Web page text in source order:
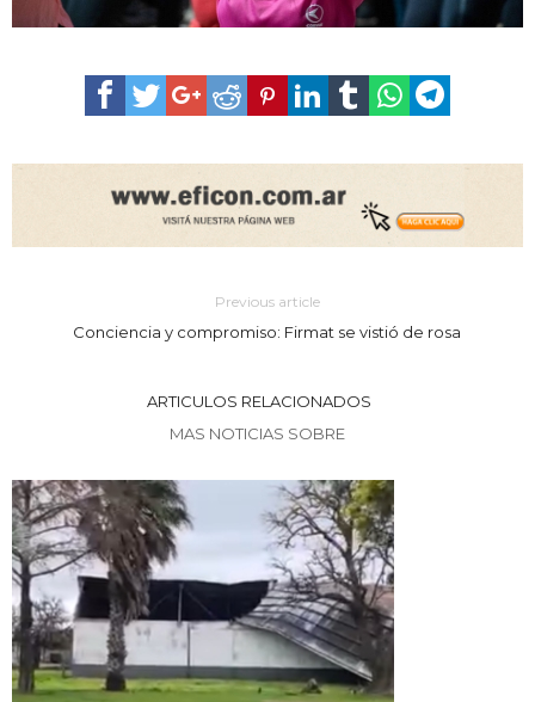
Previous article
Conciencia y compromiso: Firmat se vistió de rosa
ARTICULOS RELACIONADOS
MAS NOTICIAS SOBRE